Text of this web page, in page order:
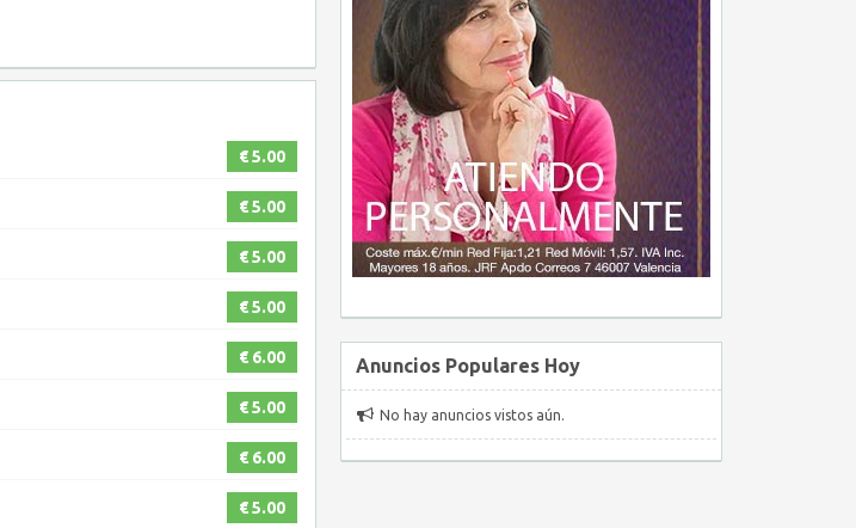
€ 5.00
€ 5.00
€ 5.00
€ 5.00
€ 6.00
€ 5.00
€ 6.00
€ 5.00
Anuncios Populares Hoy
No hay anuncios vistos aún.